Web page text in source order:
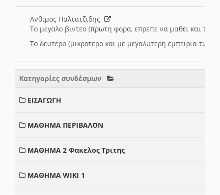
Ανθιμος Παλτατζιδης
Το μεγαλο βιντεο (πρωτη φορα, επρεπε να μαθει και το
Το δευτερο (μικροτερο και με μεγαλυτερη εμπειρια
Κατηγορίες συνδέσμων
ΕΙΣΑΓΩΓΗ
ΜΑΘΗΜΑ ΠΕΡΙΒΑΛΟΝ
ΜΑΘΗΜΑ 2 Φακελος Τριτης
ΜΑΘΗΜΑ WIKI 1